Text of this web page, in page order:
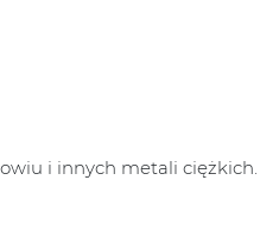
i innych metali ciężkich.